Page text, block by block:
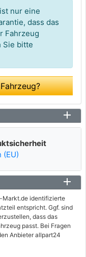
nur eine
dass das
Fahrzeug
Sie bitte
Markt.de identifizierte
entspricht. Ggf. sind
dass das
passt. Bei Fragen
Anbieter allpart24